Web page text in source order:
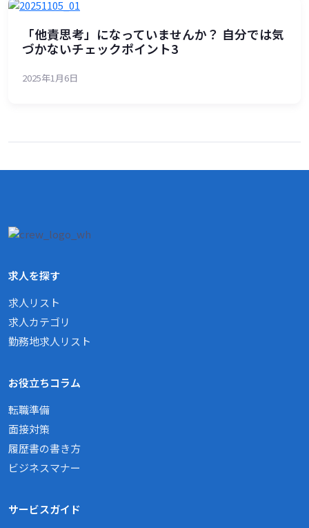
「他責思考」になっていませんか？ 自分では気
づかないチェックポイント3
2025年1月6日
求人を探す
求人リスト
求人カテゴリ
勤務地求人リスト
お役立ちコラム
転職準備
面接対策
履歴書の書き方
ビジネスマナー
サービスガイド